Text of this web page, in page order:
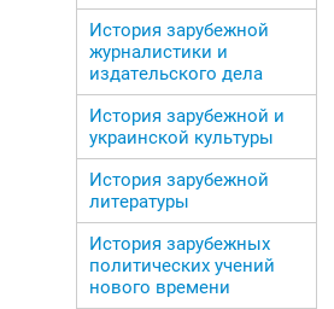
История зарубежной
журналистики и
издательского дела
История зарубежной и
украинской культуры
История зарубежной
литературы
История зарубежных
политических учений
нового времени